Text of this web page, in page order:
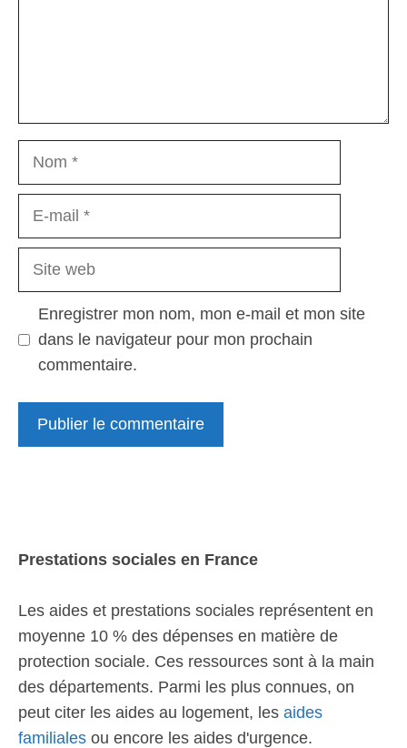
Nom
Site
Enregistrer mon nom, mon e-mail et mon site
dans le navigateur pour mon prochain
commentaire.
Prestations sociales en France
Les aides et prestations sociales représentent en
moyenne 10 % des dépenses en matière de
protection sociale. Ces ressources sont à la main
des départements. Parmi les plus connues, on
peut citer les aides au logement, les aides
familiales ou encore les aides d'urgence.